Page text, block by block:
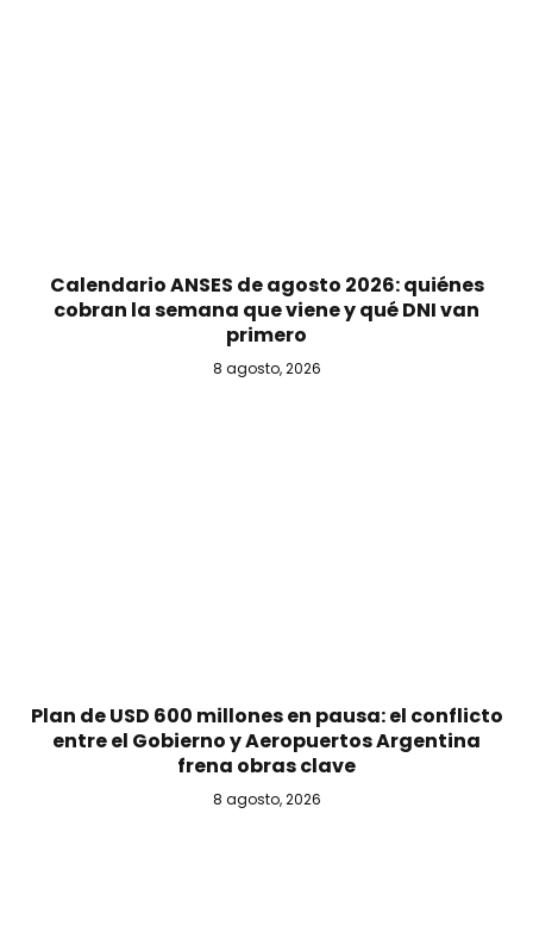
Calendario ANSES de agosto 2026: quiénes
cobran la semana que viene y qué DNI van
primero
8 agosto, 2026
Plan de USD 600 millones en pausa: el conflicto
entre el Gobierno y Aeropuertos Argentina
frena obras clave
8 agosto, 2026